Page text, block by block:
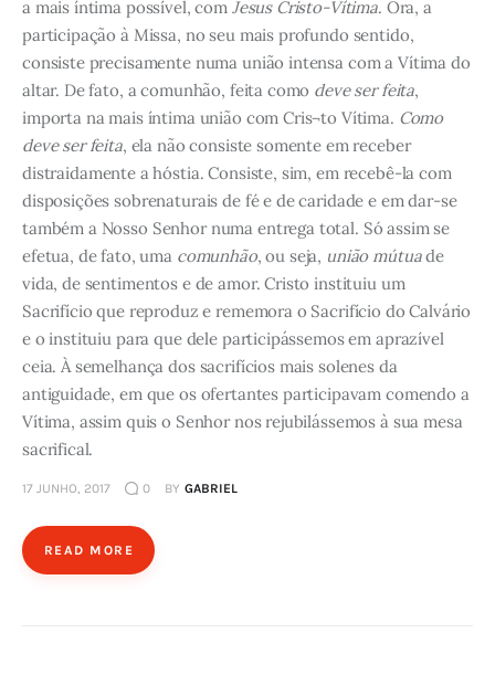
a mais íntima possível, com Jesus Cristo-Vítima. Ora, a
participação à Missa, no seu mais profundo sentido,
consiste precisamente numa união intensa com a Vítima do
altar. De fato, a comunhão, feita como deve ser feita,
importa na mais íntima união com Cris¬to Vítima. Como
deve ser feita, ela não consiste somente em receber
distraidamente a hóstia. Consiste, sim, em recebê-la com
disposições sobrenaturais de fé e de caridade e em dar-se
também a Nosso Senhor numa entrega total. Só assim se
efetua, de fato, uma comunhão, ou seja, união mútuade
vida, de sentimentos e de amor. Cristo instituiu um
Sacrifício que reproduz e rememora o Sacrifício do Calvário
e o instituiu para que dele participássemos em aprazível
ceia. À semelhança dos sacrifícios mais solenes da
antiguidade, em que os ofertantes participavam comendo a
Vítima, assim quis o Senhor nos rejubilássemos à sua mesa
sacrifical.
17 JUNHO, 2017 0 BY GABRIEL
READ MORE